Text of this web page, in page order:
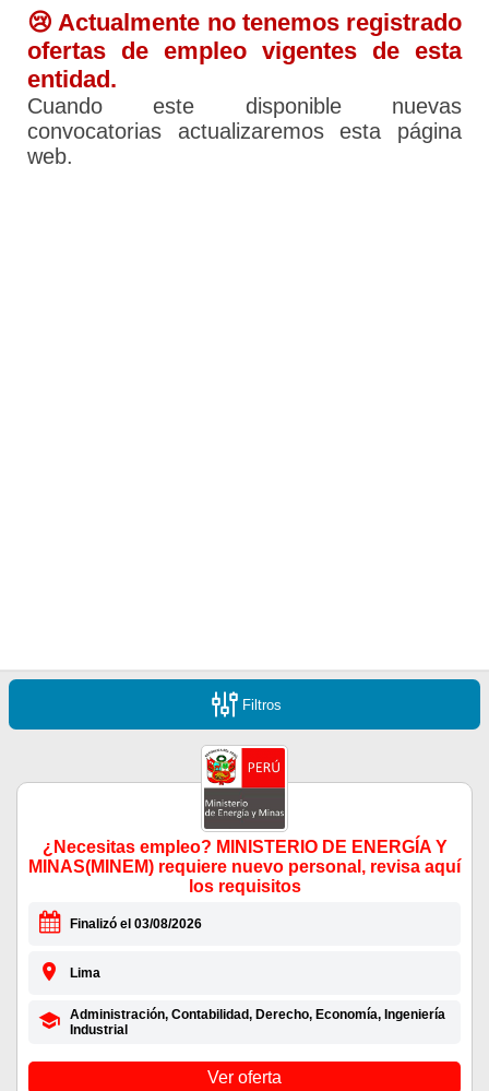
😢 Actualmente no tenemos registrado
ofertas de empleo vigentes de esta
entidad.
Cuando este disponible nuevas
convocatorias actualizaremos esta página
web.
Filtros
¿Necesitas empleo? MINISTERIO DE ENERGÍA Y
MINAS(MINEM) requiere nuevo personal, revisa aquí
los requisitos
Finalizó el 03/08/2026
Lima
Administración, Contabilidad, Derecho, Economía, Ingeniería
Industrial
Ver oferta